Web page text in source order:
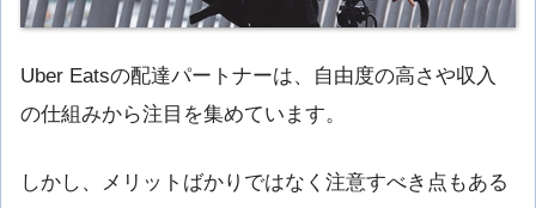
Uber Eatsの配達パートナーは、自由度の高さや収入
の仕組みから注目を集めています。
しかし、メリットばかりではなく注意すべき点もある